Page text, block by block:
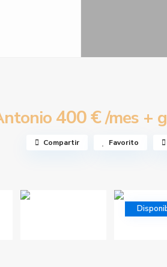
400 €/mes +
Compartir Favorito